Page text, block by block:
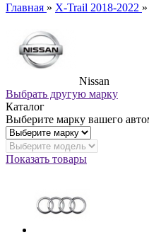
Главная » X-Trail 2018-2022 »
Nissan
Выбрать другую марку
Каталог
Выберите марку вашего
Показать товары